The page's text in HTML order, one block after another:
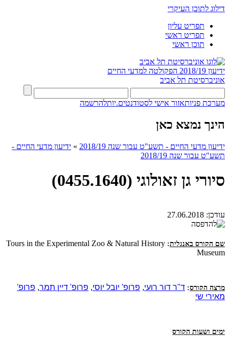
דילוג לתוכן העיקרי
תפריט עליון
תפריט ראשי
תוכן ראשי
ידיעון 2018/19
הפקולטה למדעי החיים
אוניברסיטת תל אביב
מערכת פניותאזור אישי לסטודנטים.יותלהרשמה
הינך נמצא כאן
ידיעון מדעי החיים - תשע"ט עבור שנה 2018/19 » ידיעון מדעי החיים -
תשע"ט עבור שנה 2018/19
סיורי גן זאולוגי (0455.1640)
עודכן: 27.06.2018
שם הקורס באנגלית:
Tours in the Experimental Zoo & Natural History
Museum
מרצה הקורס: ד"ר דור רועי, פרופ' יובל יוסי, פרופ' דיין תמר, פרופ'
מאירי שי
ימים ושעות הקורס